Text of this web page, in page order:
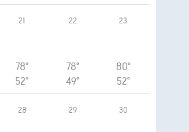
21
78°
52°
22
78°
49°
23
80°
52°
28 29 30